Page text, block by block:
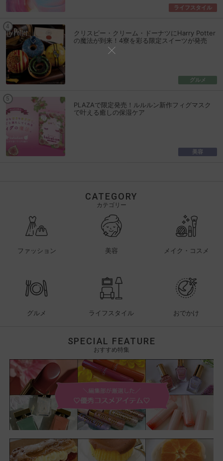
ライフスタイル
クリスピー・クリーム・ドーナツにHarry Potter
の魔法が到来！4寮を彩る限定スイーツが発売
グルメ
PLAZAで限定発売！ルルルン新作フィグマスク
で叶える癒しの保湿ケア
美容
CATEGORY
カテゴリー
ファッション 美容 メイク・コスメ
グルメ ライフスタイル おでかけ
SPECIAL FEATURE
おすすめ特集